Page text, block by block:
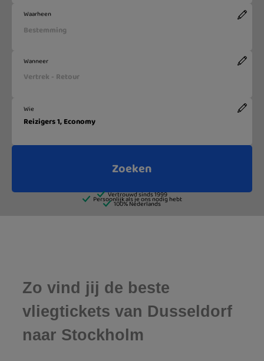
Zo vind jij de beste
vliegtickets van Dusseldorf
naar Stockholm